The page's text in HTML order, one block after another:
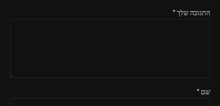
התגובה שלך*
שם*